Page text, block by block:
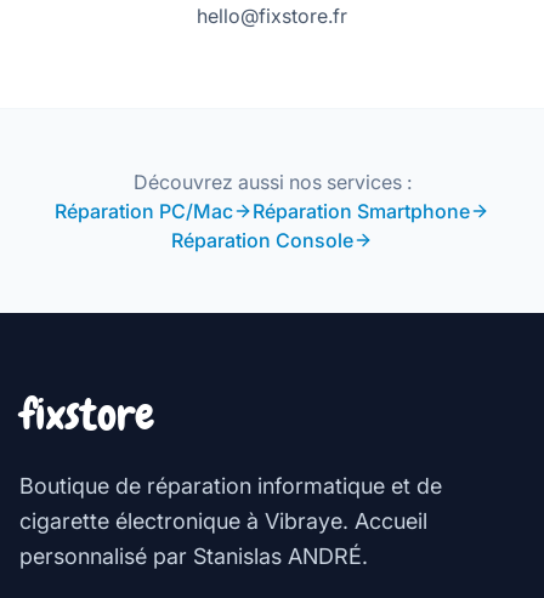
hello@fixstore.fr
Découvrez aussi nos services :
Réparation PC/Mac
Réparation Smartphone
Réparation Console
fixstore
Boutique de réparation informatique et de
cigarette électronique à Vibraye. Accueil
personnalisé par Stanislas ANDRÉ.